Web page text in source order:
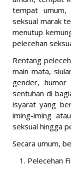
tempat umum,
seksual marak
menutup
pelecehan
Rentang
main mata,
gender, humor
sentuhan di
isyarat yang
iming-iming
seksual hingga
Secara umum,
Pelecehan